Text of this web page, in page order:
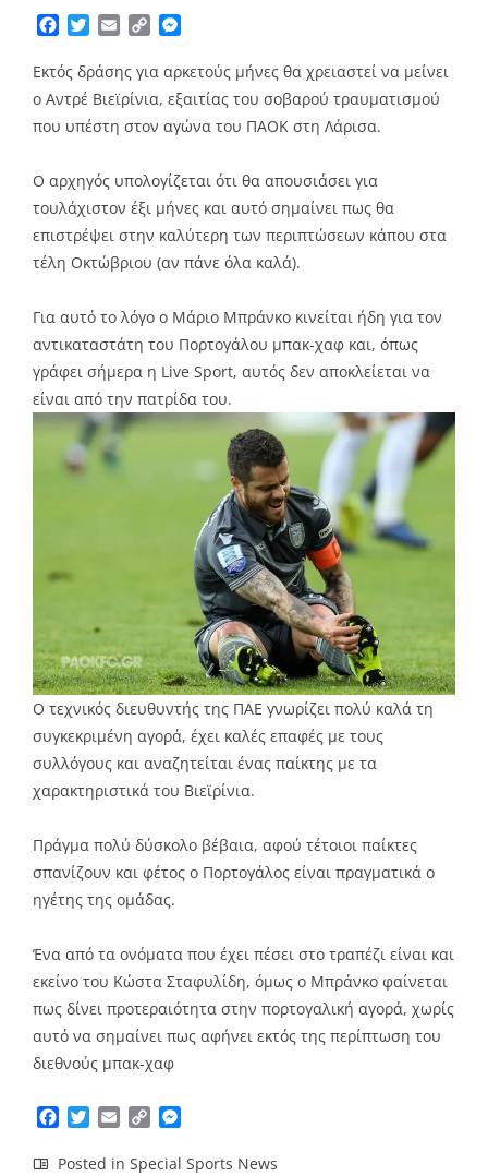
Facebook
TwitterEmailCopy
Εκτός δράσης για αρκετούς μήνες θα χρειαστεί να μείνει
ο Αντρέ Βιεϊρίνια, εξαιτίας του σοβαρού τραυματισμού
που υπέστη στον αγώνα του ΠΑΟΚ στη Λάρισα.
Ο αρχηγός υπολογίζεται ότι θα απουσιάσει για
τουλάχιστον έξι μήνες και αυτό σημαίνει πως θα
επιστρέψει στην καλύτερη των περιπτώσεων κάπου στα
τέλη Οκτώβριου (αν πάνε όλα καλά).
Για αυτό το λόγο ο Μάριο Μπράνκο κινείται ήδη για τον
αντικαταστάτη του Πορτογάλου μπακ-χαφ και, όπως
γράφει σήμερα η Live Sport, αυτός δεν αποκλείεται να
είναι από την πατρίδα του.
Ο τεχνικός διευθυντής της ΠΑΕ γνωρίζει πολύ καλά τη
συγκεκριμένη αγορά, έχει καλές επαφές με τους
συλλόγους και αναζητείται ένας παίκτης με τα
χαρακτηριστικά του Βιεϊρίνια.
Πράγμα πολύ δύσκολο βέβαια, αφού τέτοιοι παίκτες
σπανίζουν και φέτος ο Πορτογάλος είναι πραγματικά ο
ηγέτης της ομάδας.
Ένα από τα ονόματα που έχει πέσει στο τραπέζι είναι και
εκείνο του Κώστα Σταφυλίδη, όμως ο Μπράνκο φαίνεται
πως δίνει προτεραιότητα στην πορτογαλική αγορά, χωρίς
αυτό να σημαίνει πως αφήνει εκτός της περίπτωση του
διεθνούς μπακ-χαφ
Facebook
TwitterEmailCopy
Posted in Special Sports News